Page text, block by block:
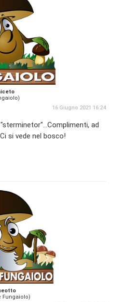
16 Giugno 2021 16:24
ad
si vede nel bosco!
Fungaiolo)